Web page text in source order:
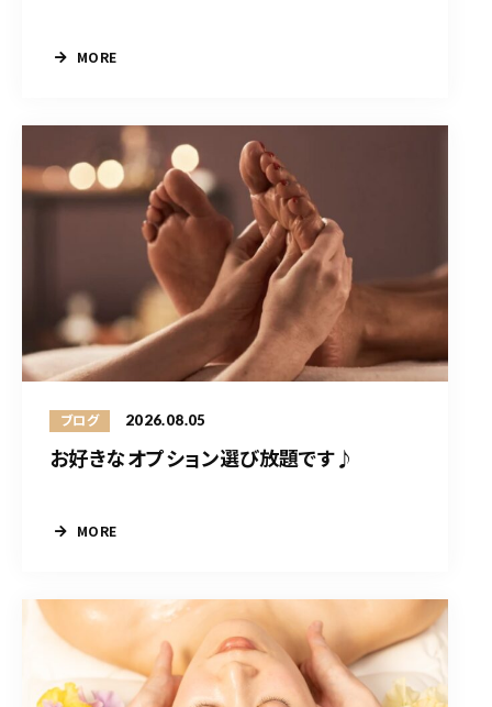
MORE
ブログ 2026.08.05
お好きなオプション選び放題です♪
MORE